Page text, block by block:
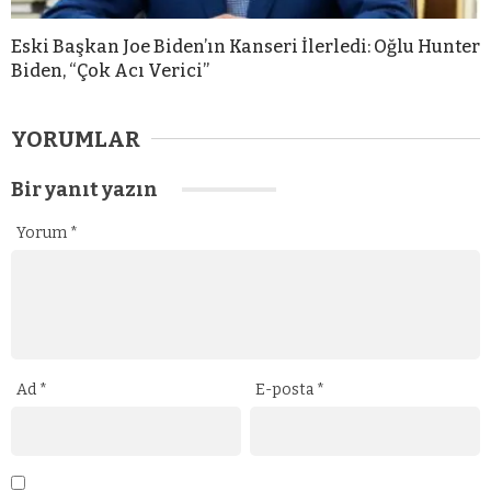
Eski Başkan Joe Biden’ın Kanseri İlerledi: Oğlu Hunter
Biden, “Çok Acı Verici”
YORUMLAR
Bir yanıt yazın
Yorum *
Ad * E-posta *